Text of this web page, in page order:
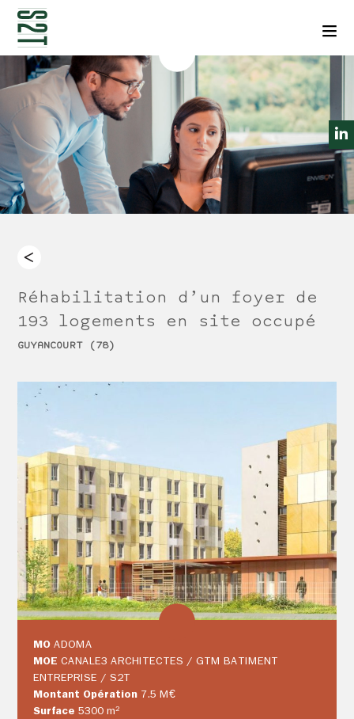
NEWSLETTERS
CONTACT
Réhabilitation d’un foyer de
193 logements en site occupé
GUYANCOURT (78)
MO ADOMA
MOE CANALE3 ARCHITECTES / GTM BATIMENT
ENTREPRISE / S2T
Montant Opération 7.5 M€
Surface 5300 m²